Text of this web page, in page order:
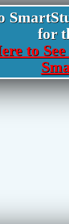
for
to